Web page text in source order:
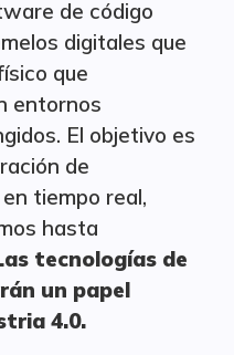
de código
digitales que
que
entornos
El objetivo es
de
tiempo real,
hasta
tecnologías de
un papel
4.0.